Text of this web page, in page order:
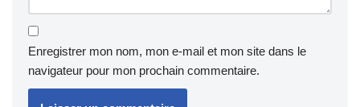
Enregistrer mon nom, mon e-mail et mon site dans le
navigateur pour mon prochain commentaire.